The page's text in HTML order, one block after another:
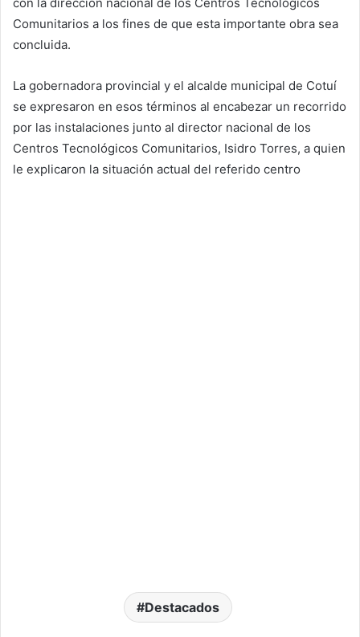
con la dirección nacional de los Centros Tecnológicos
Comunitarios a los fines de que esta importante obra sea
concluida.
La gobernadora provincial y el alcalde municipal de Cotuí
se expresaron en esos términos al encabezar un recorrido
por las instalaciones junto al director nacional de los
Centros Tecnológicos Comunitarios, Isidro Torres, a quien
le explicaron la situación actual del referido centro
Destacados